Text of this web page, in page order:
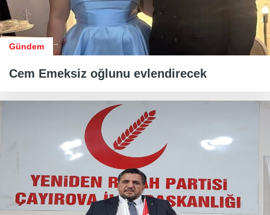
Gündem
Cem Emeksiz oğlunu evlendirecek